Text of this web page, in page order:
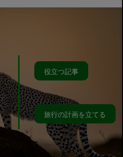
役立つ記事
旅行の計画を立てる